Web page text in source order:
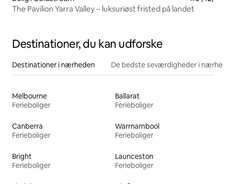
The Pavilion Yarra Valley – luksuriøst fristed på landet
Destinationer, du kan udforske
Destinationer i nærheden De bedste seværdigheder i
Melbourne
Ferieboliger
Ballarat
Ferieboliger
Canberra
Ferieboliger
Warrnambool
Ferieboliger
Bright
Ferieboliger
Launceston
Ferieboliger